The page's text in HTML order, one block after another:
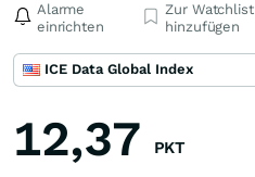
Alarme
einrichten
Zur Watchlist
hinzufügen
ICE Data Global Index
12,37 PKT